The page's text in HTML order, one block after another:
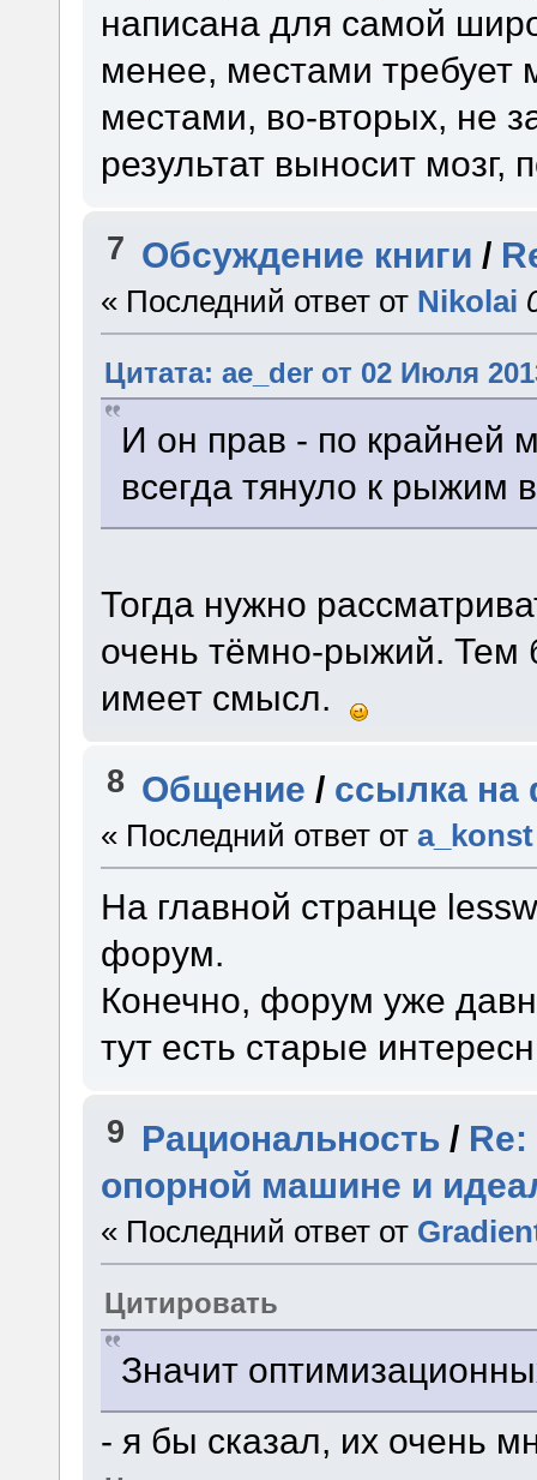
написана для самой
менее, местами требует
местами, во-вторых, не
результат выносит
7 Обсуждение книги /
« Последний ответ от Nikolai
Цитата: ae_der от 02 Июля
И он прав - по крайней
всегда тянуло к рыжим
Тогда нужно
очень тёмно-рыжий. Тем
имеет смысл.
8 Общение / ссылка на
« Последний ответ от a_konst
На главной странце
форум.
Конечно, форум уже
тут есть старые
9 Рациональность /
опорной машине и
« Последний ответ от
Цитировать
Значит
- я бы сказал, их очень